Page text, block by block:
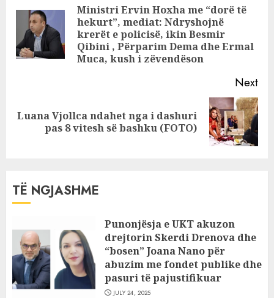
dëshmia e
Marsela Pushanit:
E bëra për
vetëmbrojtje
ReadingMinistri Ervin Hoxha me “dorë të
hekurt”, mediat: Ndryshojnë
krerët e policisë, ikin Besmir
Qibini , Përparim Dema dhe Ermal
Muca, kush i zëvendëson
Next
Next
Luana Vjollca ndahet nga i dashuri
pas 8 vitesh së bashku (FOTO)
TË NGJASHME
Punonjësja e UKT akuzon
drejtorin Skerdi Drenova dhe
“bosen” Joana Nano për
abuzim me fondet publike dhe
pasuri të pajustifikuar
JULY 24, 2025